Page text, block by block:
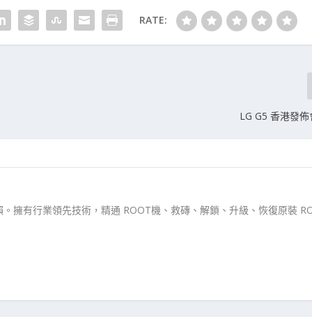
RATE:
LG G5 香港發
擁有行業領先技術，精通 ROOT機、救磚、解鎖、升級、恢復原裝